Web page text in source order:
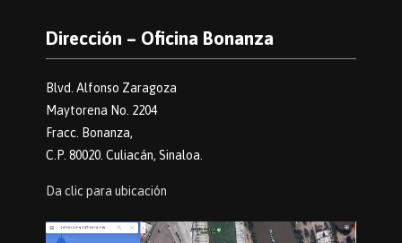
Dirección – Oficina Bonanza
Blvd. Alfonso Zaragoza
Maytorena No. 2204
Fracc. Bonanza,
C.P. 80020. Culiacán, Sinaloa.
Da clic para ubicación